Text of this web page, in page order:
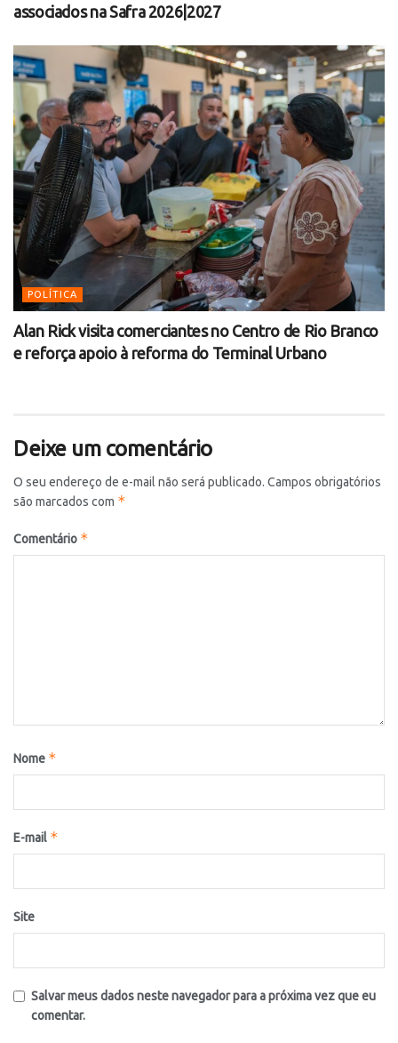
associados na Safra 2026|2027
POLÍTICA
Alan Rick visita comerciantes no Centro de Rio Branco
e reforça apoio à reforma do Terminal Urbano
Deixe um comentário
O seu endereço de e-mail não será publicado. Campos obrigatórios
são marcados com *
Comentário *
Nome *
E-mail *
Site
Salvar meus dados neste navegador para a próxima vez que eu
comentar.